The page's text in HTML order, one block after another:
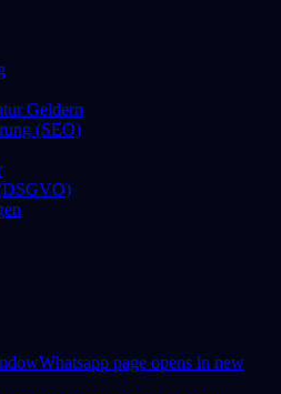
Geldern
(SEO)
Whatsapp page opens in new